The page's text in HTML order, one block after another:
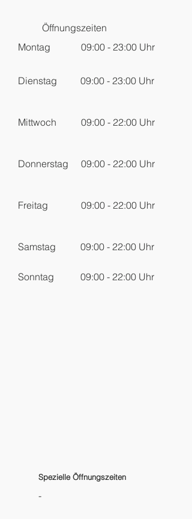
Öffnungszeiten
Montag
09:00 - 23:00 Uhr
Dienstag 09:00 - 23:00 Uhr
Mittwoch 09:00 - 22:00 Uhr
Donnerstag 09:00 - 22:00 Uhr
Freitag 09:00 - 22:00 Uhr
Samstag 09:00 - 22:00 Uhr
Sonntag 09:00 - 22:00 Uhr
Spezielle Öffnungszeiten
-